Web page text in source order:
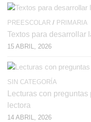
PREESCOLAR / PRIMARIA
Textos para desarrollar
15 ABRIL, 2026
SIN CATEGORÍA
Lecturas con
lectora
14 ABRIL, 2026